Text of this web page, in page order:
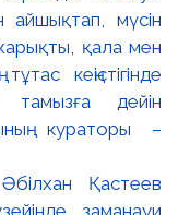
Қастеев
заманауи